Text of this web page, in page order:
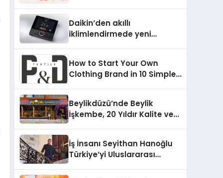
Daikin’den akıllı
iklimlendirmede yeni
How to Start Your Own
Clothing Brand in 10 Simple
Beylikdüzü’nde Beylik
İşkembe, 20 Yıldır Kalite ve
İş İnsanı Seyithan Hanoğlu
Türkiye’yi Uluslararası